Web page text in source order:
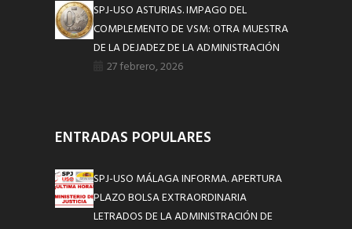
SPJ-USO ASTURIAS. IMPAGO DEL
COMPLEMENTO DE VSM: OTRA MUESTRA
DE LA DEJADEZ DE LA ADMINISTRACIÓN
27 febrero, 2026
ENTRADAS POPULARES
SPJ-USO MÁLAGA INFORMA. APERTURA
PLAZO BOLSA EXTRAORDINARIA
LETRADOS DE LA ADMINISTRACIÓN DE